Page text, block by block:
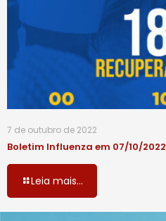
7 de outubro de 2022
Boletim Influenza em 07/10/2022
Leia mais...